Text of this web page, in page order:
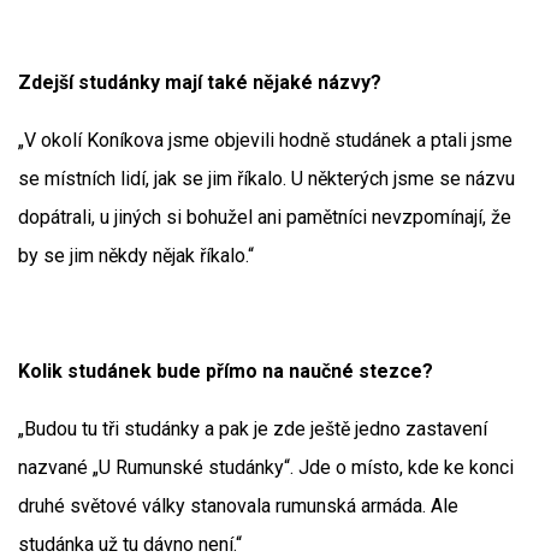
Zdejší studánky mají také nějaké názvy?
„V okolí Koníkova jsme objevili hodně studánek a ptali jsme
se místních lidí, jak se jim říkalo. U některých jsme se názvu
dopátrali, u jiných si bohužel ani pamětníci nevzpomínají, že
by se jim někdy nějak říkalo.“
Kolik studánek bude přímo na naučné stezce?
„Budou tu tři studánky a pak je zde ještě jedno zastavení
nazvané „U Rumunské studánky“. Jde o místo, kde ke konci
druhé světové války stanovala rumunská armáda. Ale
studánka už tu dávno není.“